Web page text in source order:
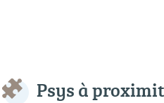
Psys à